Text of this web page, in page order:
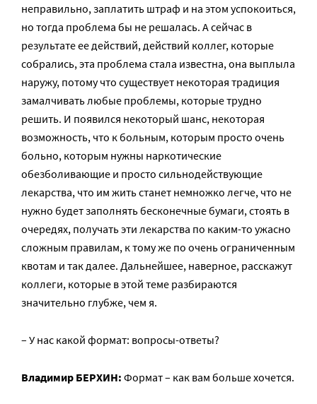
неправильно, заплатить штраф и на этом успокоиться,
но тогда проблема бы не решалась. А сейчас в
результате ее действий, действий коллег, которые
собрались, эта проблема стала известна, она выплыла
наружу, потому что существует некоторая традиция
замалчивать любые проблемы, которые трудно
решить. И появился некоторый шанс, некоторая
возможность, что к больным, которым просто очень
больно, которым нужны наркотические
обезболивающие и просто сильнодействующие
лекарства, что им жить станет немножко легче, что не
нужно будет заполнять бесконечные бумаги, стоять в
очередях, получать эти лекарства по каким-то ужасно
сложным правилам, к тому же по очень ограниченным
квотам и так далее. Дальнейшее, наверное, расскажут
коллеги, которые в этой теме разбираются
значительно глубже, чем я.
– У нас какой формат: вопросы-ответы?
Владимир БЕРХИН: Формат – как вам больше хочется.